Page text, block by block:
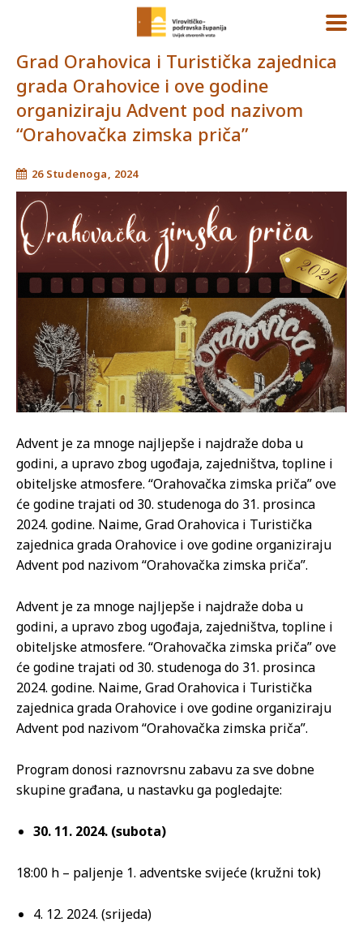
Grad Orahovica i Turistička zajednica
grada Orahovice i ove godine
organiziraju Advent pod nazivom
“Orahovačka zimska priča”
26 Studenoga, 2024
Advent je za mnoge najljepše i najdraže doba u
godini, a upravo zbog ugođaja, zajedništva, topline i
obiteljske atmosfere. “Orahovačka zimska priča” ove
će godine trajati od 30. studenoga do 31. prosinca
2024. godine. Naime, Grad Orahovica i Turistička
zajednica grada Orahovice i ove godine organiziraju
Advent pod nazivom “Orahovačka zimska priča”.
Advent je za mnoge najljepše i najdraže doba u
godini, a upravo zbog ugođaja, zajedništva, topline i
obiteljske atmosfere. “Orahovačka zimska priča” ove
će godine trajati od 30. studenoga do 31. prosinca
2024. godine. Naime, Grad Orahovica i Turistička
zajednica grada Orahovice i ove godine organiziraju
Advent pod nazivom “Orahovačka zimska priča”.
Program donosi raznovrsnu zabavu za sve dobne
skupine građana, u nastavku ga pogledajte:
30. 11. 2024. (subota)
18:00 h – paljenje 1. adventske svijeće (kružni tok)
4. 12. 2024. (srijeda)